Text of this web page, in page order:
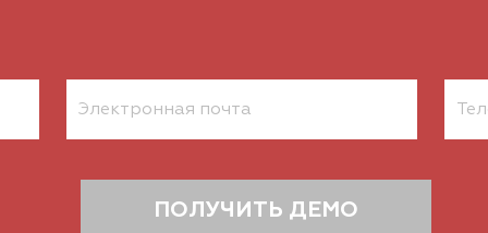
ПОЛУЧИТЬ ДЕМО